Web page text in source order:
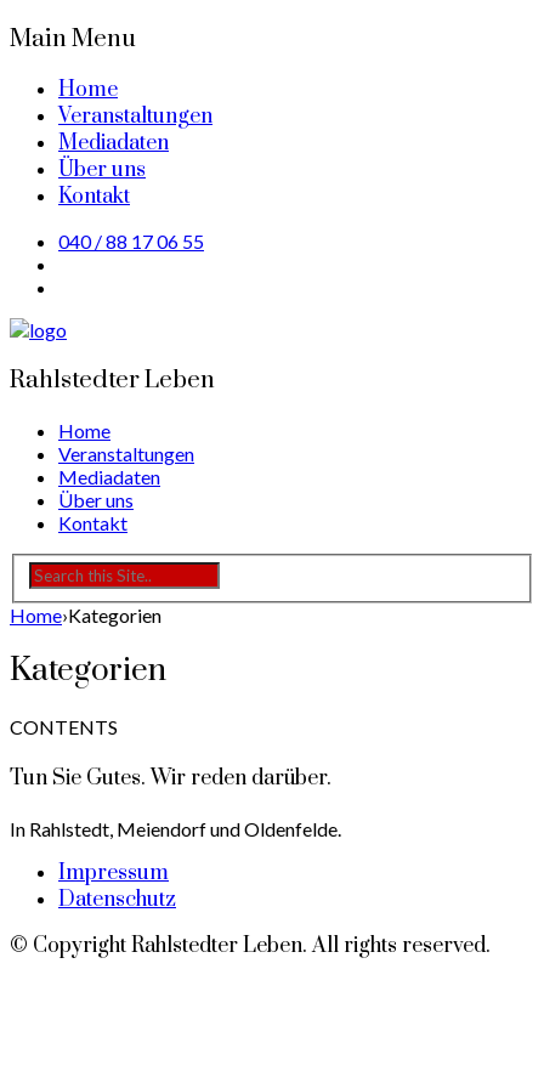
Main Menu
Home
Veranstaltungen
Mediadaten
Über uns
Kontakt
040 / 88 17 06 55
Rahlstedter Leben
Home
Veranstaltungen
Mediadaten
Über uns
Kontakt
Home›Kategorien
Kategorien
CONTENTS
Tun Sie Gutes. Wir reden darüber.
In Rahlstedt, Meiendorf und Oldenfelde.
Impressum
Datenschutz
© Copyright Rahlstedter Leben. All rights reserved.